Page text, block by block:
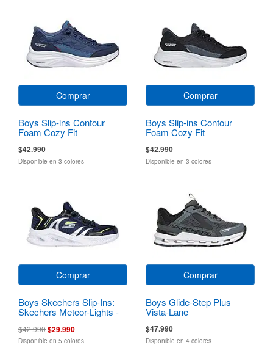
Comprar
Boys Slip-ins Contour
Foam Cozy Fit
$42.990
Disponible en 3 colores
Comprar
Boys Slip-ins Contour
Foam Cozy Fit
$42.990
Disponible en 3 colores
Comprar
Boys Skechers Slip-Ins:
Skechers Meteor-Lights -
$42.990$29.990
Disponible en 5 colores
Comprar
Boys Glide-Step Plus
Vista-Lane
$47.990
Disponible en 4 colores